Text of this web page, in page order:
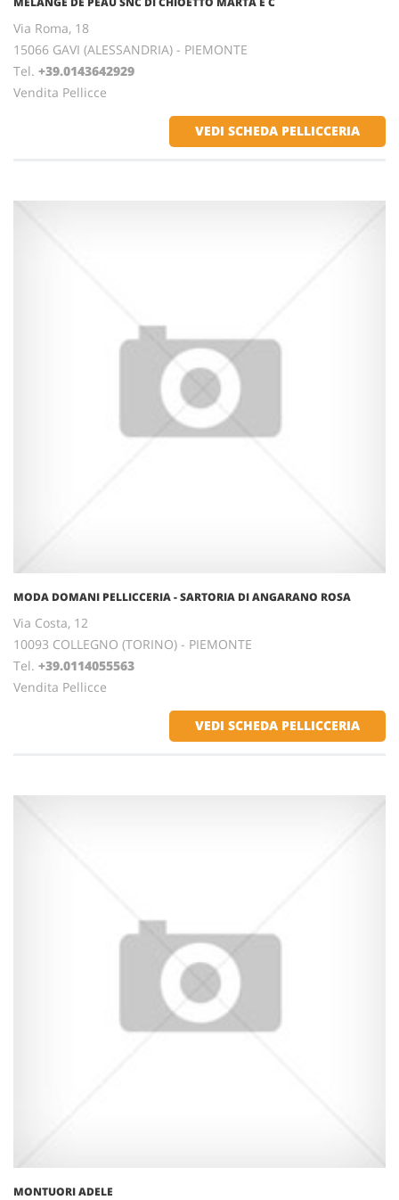
Via Roma, 18
15066 GAVI (ALESSANDRIA) - PIEMONTE
Tel. +39.0143642929
Vendita Pellicce
VEDI SCHEDA PELLICCERIA
MODA DOMANI PELLICCERIA - SARTORIA DI ANGARANO ROSA
Via Costa, 12
10093 COLLEGNO (TORINO) - PIEMONTE
Tel. +39.0114055563
Vendita Pellicce
VEDI SCHEDA PELLICCERIA
MONTUORI ADELE